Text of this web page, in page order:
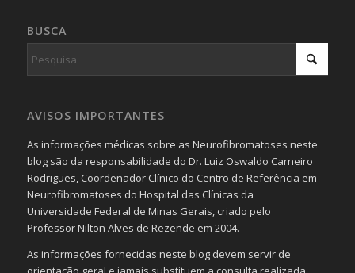
BUSCA
AVISOS IMPORTANTES
As informações médicas sobre as Neurofibromatoses neste
blog são da responsabilidade do Dr. Luiz Oswaldo Carneiro
Rodrigues, Coordenador Clínico do Centro de Referência em
Neurofibromatoses do Hospital das Clínicas da
Universidade Federal de Minas Gerais, criado pelo
Professor Nilton Alves de Rezende em 2004.
As informações fornecidas neste blog devem servir de